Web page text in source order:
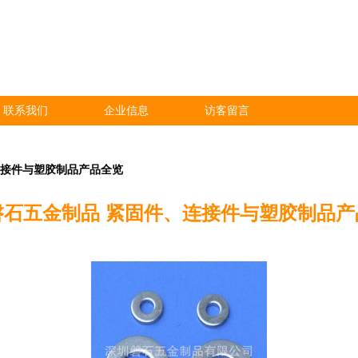
联系我们 企业信息 访客留言
件与塑胶制品产品全览
五金制品 紧固件、连接件与塑胶制品